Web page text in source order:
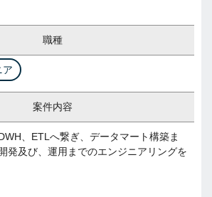
職種
ア
案件内容
、ETLへ繋ぎ、データマート構築ま
発及び、運用までのエンジニアリングを